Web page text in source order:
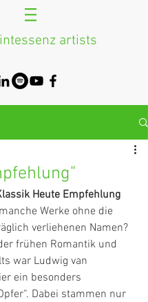
artists
Heute Empfehlung
Werke ohne die
verliehenen Namen?
frühen Romantik und
war Ludwig van
ein besonders
Dabei stammen nur